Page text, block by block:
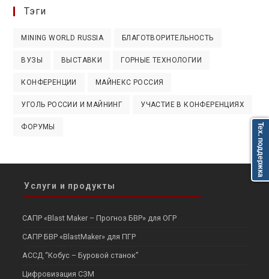
Тэги
MINING WORLD RUSSIA БЛАГОТВОРИТЕЛЬНОСТЬ
ВУЗЫ ВЫСТАВКИ ГОРНЫЕ ТЕХНОЛОГИИ
КОНФЕРЕНЦИИ МАЙНЕКС РОССИЯ
УГОЛЬ РОССИИ И МАЙНИНГ УЧАСТИЕ В КОНФЕРЕНЦИЯХ
ФОРУМЫ
Услуги и продукты
САПР «Blast Maker – Прогноз БВР» для ОГР
САПР БВР «BlastMaker» для ПГР
АССД “Кобус – Буровой станок”
Цифровизация СЗМ
Тех. поддержка